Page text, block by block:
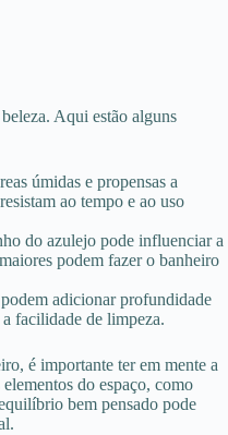
Aqui estão alguns
úmidas e propensas a
ao tempo e ao uso
do azulejo pode influenciar a
podem fazer o banheiro
adicionar profundidade
facilidade de limpeza.
é importante ter em mente a
do espaço, como
bem pensado pode